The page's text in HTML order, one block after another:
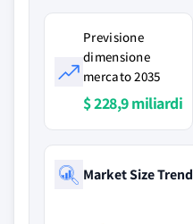
Previsione
dimensione
mercato 2035
$ 228,9 miliardi
Market Size Trend